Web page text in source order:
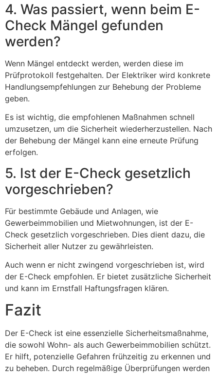
4. Was passiert, wenn beim E-
Check Mängel gefunden
werden?
Wenn Mängel entdeckt werden, werden diese im
Prüfprotokoll festgehalten. Der Elektriker wird konkrete
Handlungsempfehlungen zur Behebung der Probleme
geben.
Es ist wichtig, die empfohlenen Maßnahmen schnell
umzusetzen, um die Sicherheit wiederherzustellen. Nach
der Behebung der Mängel kann eine erneute Prüfung
erfolgen.
5. Ist der E-Check gesetzlich
vorgeschrieben?
Für bestimmte Gebäude und Anlagen, wie
Gewerbeimmobilien und Mietwohnungen, ist der E-
Check gesetzlich vorgeschrieben. Dies dient dazu, die
Sicherheit aller Nutzer zu gewährleisten.
Auch wenn er nicht zwingend vorgeschrieben ist, wird
der E-Check empfohlen. Er bietet zusätzliche Sicherheit
und kann im Ernstfall Haftungsfragen klären.
Fazit
Der E-Check ist eine essenzielle Sicherheitsmaßnahme,
die sowohl Wohn- als auch Gewerbeimmobilien schützt.
Er hilft, potenzielle Gefahren frühzeitig zu erkennen und
zu beheben. Durch regelmäßige Überprüfungen werden